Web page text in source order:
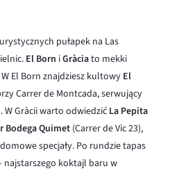
pułapek na Las
El Born iGràciato mekki
El Born znajdziesz kultowy El
Carrer de Montcada, serwujący
Gràcii warto odwiedzić La Pepita
Bodega Quimet (Carrer de Vic 23),
specjały. Po rundzie tapas
najstarszego koktajl baru w